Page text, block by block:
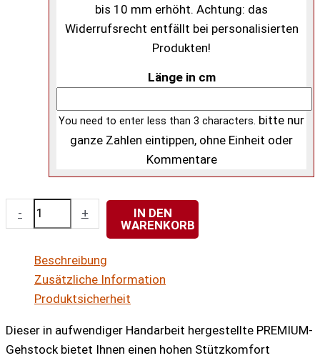
bis 10 mm erhöht. Achtung: das
Widerrufsrecht entfällt bei personalisierten
Produkten!
Länge in cm
You need to enter less than 3 characters. bitte nur
ganze Zahlen eintippen, ohne Einheit oder
Kommentare
-
Premium
Relax-
LINEA
anatomisch
rechts
oder
links
+
IN DEN
WARENKORB
Beschreibung
Zusätzliche Information
Produktsicherheit
Dieser in aufwendiger Handarbeit hergestellte PREMIUM-
Gehstock bietet Ihnen einen hohen Stützkomfort